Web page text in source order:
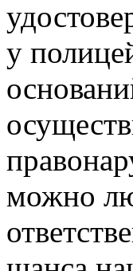
у
можно